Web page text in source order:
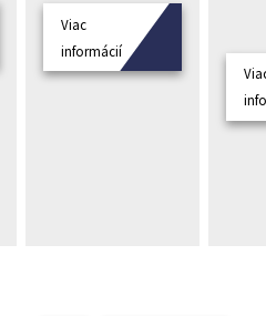
Viac
informácií